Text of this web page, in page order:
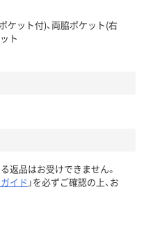
ケット付)、両脇ポケット(右
ト
返品はお受けできません。
イド 」を必ずご確認の上、お